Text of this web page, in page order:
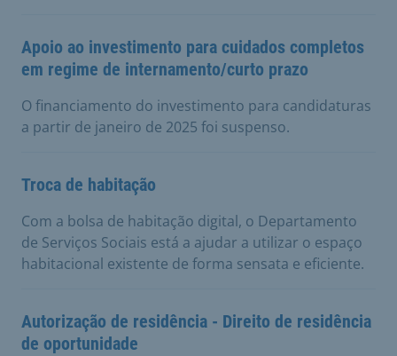
Apoio ao investimento para cuidados completos
em regime de internamento/curto prazo
O financiamento do investimento para candidaturas
a partir de janeiro de 2025 foi suspenso.
Troca de habitação
Com a bolsa de habitação digital, o Departamento
de Serviços Sociais está a ajudar a utilizar o espaço
habitacional existente de forma sensata e eficiente.
Autorização de residência - Direito de residência
de oportunidade